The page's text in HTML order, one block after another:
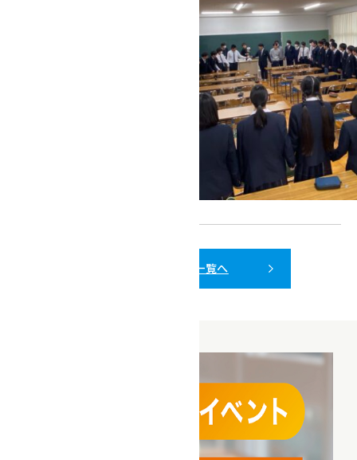
ニュース一覧へ